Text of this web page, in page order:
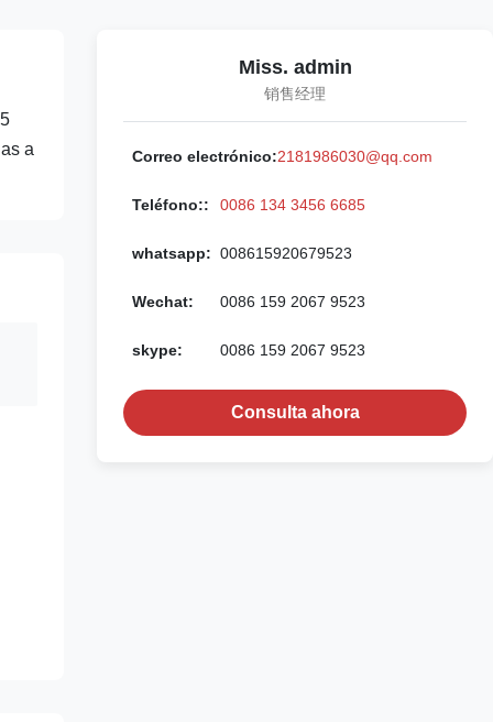
a
Miss. admin
销售经理
Correo electrónico:2181986030@qq.com
Teléfono:: 0086 134 3456 6685
whatsapp: 008615920679523
Wechat: 0086 159 2067 9523
skype: 0086 159 2067 9523
Consulta ahora